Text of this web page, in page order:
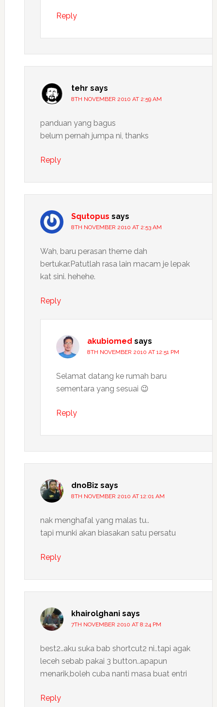
Reply
tehr says
8TH NOVEMBER 2010 AT 2:59 AM
panduan yang bagus
belum pernah jumpa ni, thanks
Reply
Squtopus says
8TH NOVEMBER 2010 AT 2:53 AM
Wah, baru perasan theme dah
bertukar.Patutlah rasa lain macam je lepak
kat sini. hehehe.
Reply
akubiomed says
8TH NOVEMBER 2010 AT 12:51 PM
Selamat datang ke rumah baru
sementara yang sesuai 😉
Reply
dnoBiz says
8TH NOVEMBER 2010 AT 12:01 AM
nak menghafal yang malas tu..
tapi munki akan biasakan satu persatu
Reply
khairolghani says
7TH NOVEMBER 2010 AT 8:24 PM
best2..aku suka bab shortcut2 ni..tapi agak
leceh sebab pakai 3 button..apapun
menarik,boleh cuba nanti masa buat entri
Reply